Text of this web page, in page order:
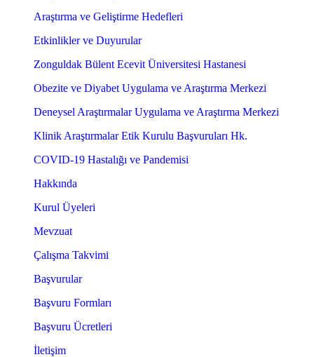
Araştırma ve Geliştirme Hedefleri
Etkinlikler ve Duyurular
Zonguldak Bülent Ecevit Üniversitesi Hastanesi
Obezite ve Diyabet Uygulama ve Araştırma Merkezi
Deneysel Araştırmalar Uygulama ve Araştırma Merkezi
Klinik Araştırmalar Etik Kurulu Başvuruları Hk.
COVID-19 Hastalığı ve Pandemisi
Hakkında
Kurul Üyeleri
Mevzuat
Çalışma Takvimi
Başvurular
Başvuru Formları
Başvuru Ücretleri
İletişim